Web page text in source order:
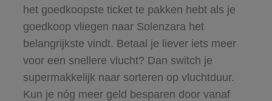
het goedkoopste ticket te pakken hebt als je
goedkoop vliegen naar Solenzara het
belangrijkste vindt. Betaal je liever iets meer
voor een snellere vlucht? Dan switch je
supermakkelijk naar sorteren op vluchtduur.
Kun je nóg meer geld besparen door vanaf